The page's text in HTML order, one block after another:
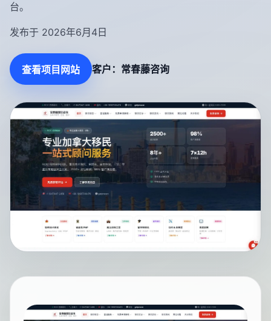
台。
发布于 2026年6月4日
查看项目网站 客户：常春藤咨询